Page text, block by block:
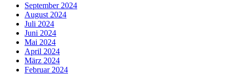
September 2024
August 2024
Juli 2024
Juni 2024
Mai 2024
April 2024
März 2024
Februar 2024